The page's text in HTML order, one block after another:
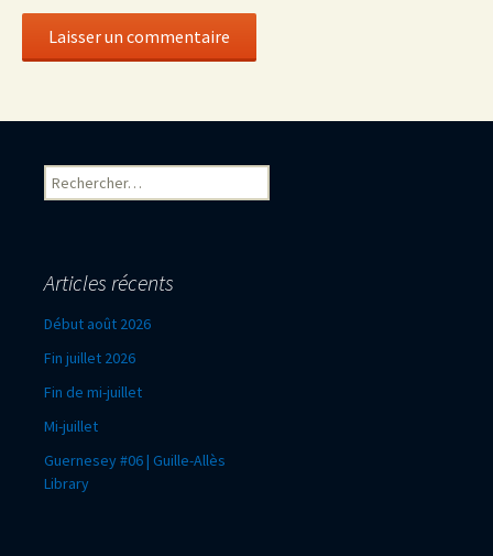
Rechercher :
Articles récents
Début août 2026
Fin juillet 2026
Fin de mi-juillet
Mi-juillet
Guernesey #06 | Guille-Allès
Library